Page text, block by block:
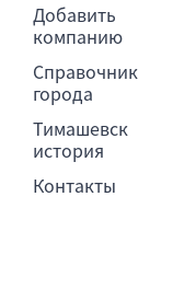
Добавить
компанию
Справочник
города
Тимашевск
история
Контакты